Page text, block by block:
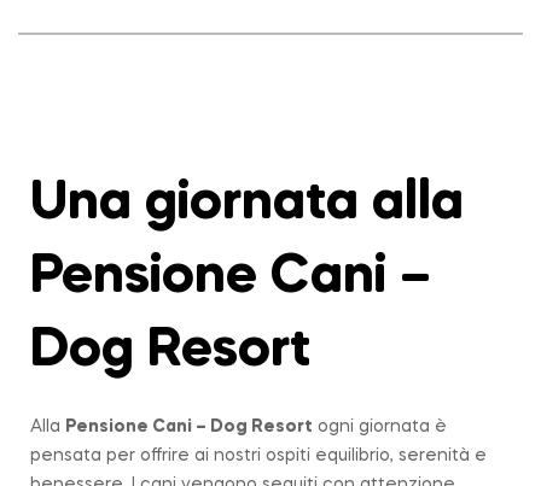
Una giornata alla
Pensione Cani –
Dog Resort
Alla Pensione Cani – Dog Resort ogni giornata è
pensata per offrire ai nostri ospiti equilibrio, serenità e